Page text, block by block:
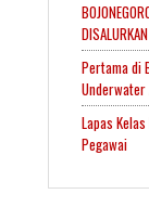
DISALURKAN
Pertama di
Lapas
Pegawai